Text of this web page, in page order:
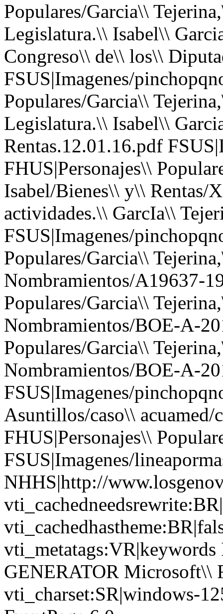
Populares/Garcia\\
Legislatura.\\ Isabel\\
Congreso\\ de\\ los\\
FSUS|Imagenes/
Populares/Garcia\\
Legislatura.\\ Isabel\\
Rentas.12.01.16.pdf
FHUS|Personajes\\
Isabel/Bienes\\ y\\ Rentas/
actividades.\\ GarcIa\\
FSUS|Imagenes/
Populares/Garcia\\
Nombramientos/A19637-
Populares/Garcia\\
Nombramientos/BOE-A-
Populares/Garcia\\
Nombramientos/BOE-A-
FSUS|Imagenes/
Asuntillos/caso\\ acuamed/
FHUS|Personajes\\
FSUS|Imagenes/
NHHS|http://
vti_metatags:VR|keywords
GENERATOR Microsoft\\
vti_charset:SR|windows-